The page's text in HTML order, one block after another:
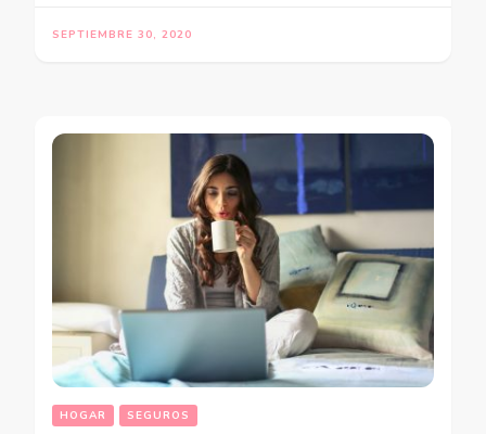
SEPTIEMBRE 30, 2020
HOGAR SEGUROS